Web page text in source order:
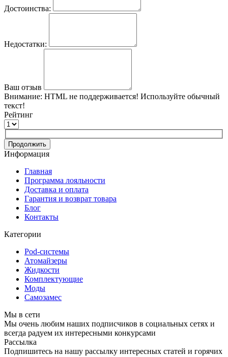
Достоинства:
Недостатки:
Ваш отзыв
Внимание: HTML не поддерживается! Используйте обычный
текст!
Рейтинг
Продолжить
Информация
Главная
Программа лояльности
Доставка и оплата
Гарантия и возврат товара
Блог
Контакты
Категории
Pod-системы
Атомайзеры
Жидкости
Комплектующие
Моды
Самозамес
Мы в сети
Мы очень любим наших подписчиков в социальных сетях и
всегда радуем их интересными конкурсами
Рассылка
Подпишитесь на нашу рассылку интересных статей и горячих